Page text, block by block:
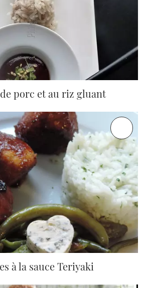
porc et au riz gluant
à la sauce Teriyaki